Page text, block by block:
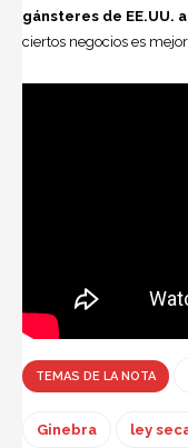
gánsteres de EE.UU.
ciertos negocios es
TEMAS DE LA NOTA
Ginebra ley